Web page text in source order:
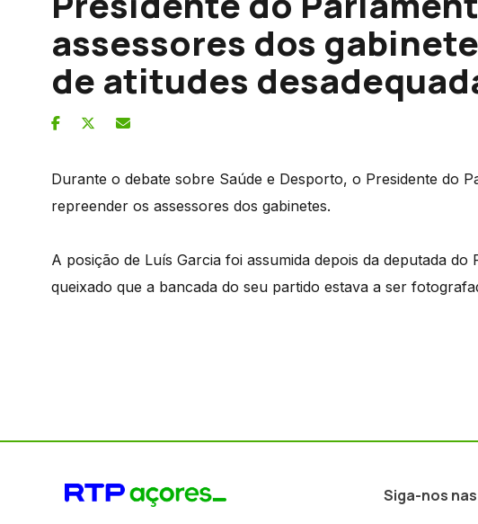
assessores dos
de atitudes
Durante o debate sobre Saúde e Desporto, o Presidente do
repreender os assessores dos gabinetes.
A posição de Luís Garcia foi assumida depois da deputada
queixado que a bancada do seu partido estava a ser
Siga-nos